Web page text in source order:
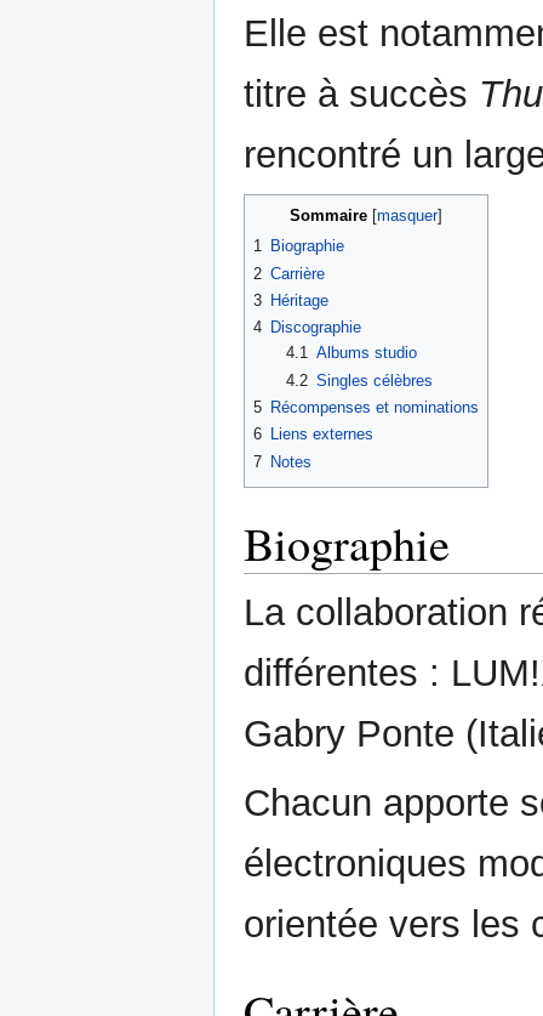
Elle est
titre à succès
rencontré un
Sommaire
1 Biographie
2 Carrière
3 Héritage
4 Discographie
4.1 Albums studio
4.2 Singles célèbres
5 Récompenses et nominations
6 Liens externes
7 Notes
Biographie
La collaboration
différentes :
Gabry Ponte
Chacun apporte
électroniques
orientée vers les